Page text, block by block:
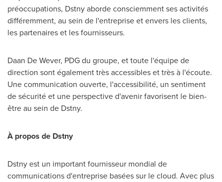
préoccupations, Dstny aborde consciemment ses activités
différemment, au sein de l'entreprise et envers les clients,
les partenaires et les fournisseurs.
Daan De Wever, PDG du groupe, et toute l'équipe de
direction sont également très accessibles et très à l'écoute.
Une communication ouverte, l'accessibilité, un sentiment
de sécurité et une perspective d'avenir favorisent le bien-
être au sein de Dstny.
À propos de Dstny
Dstny est un important fournisseur mondial de
communications d'entreprise basées sur le cloud. Avec plus